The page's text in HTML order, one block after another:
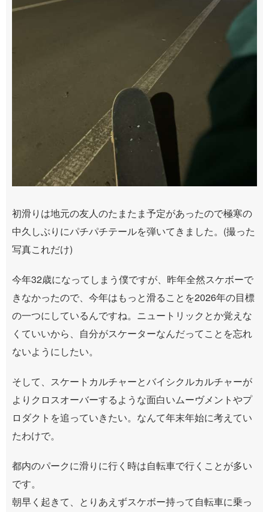
初滑りは地元の友人のたまたま予定があったので極寒の
中久しぶりにパチパチテールを弾いてきました。(撮った
写真これだけ)
今年32歳になってしまう僕ですが、昨年全然スケボーで
きなかったので、今年はもっと滑ることを2026年の目標
の一つにしているんですね。ニュートリックとか覚えな
くていいから、自分がスケーターなんだってことを忘れ
ないようにしたい。
そして、スケートカルチャーとバイシクルカルチャーが
よりクロスオーバーするような面白いムーヴメントやプ
ロダクトを追っていきたい。なんて年末年始に考えてい
たわけで。
都内のパークに滑りに行く時は自転車で行くことが多い
です。
朝早く起きて、とりあえずスケボー持って自転車に乗っ